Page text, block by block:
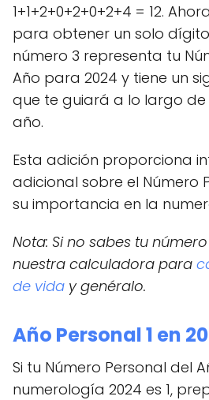
1+1+2+0+2+0+2+4 = 12.
para obtener un solo dígito:
número 3 representa tu
Año para 2024 y tiene un
que te guiará a lo largo
año.
Esta adición proporciona
adicional sobre el Número
su importancia en la
Nota: Si no sabes tu
nuestra calculadora para
de vida y genéralo.
Año Personal 1 en
Si tu Número Personal del
numerología 2024 es 1,